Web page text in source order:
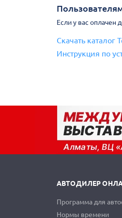
Если у вас оплачен
Скачать каталог
Инструкция по
АВТОДИЛЕР
Программа для
Нормы времени